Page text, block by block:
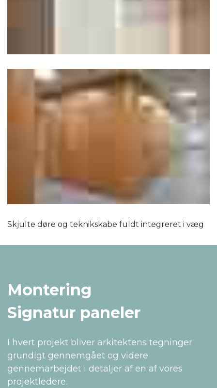
Skjulte døre og teknikskabe fuldt integreret i væg
Montering
Signatur paneler
I hvert projekt bliver arkitektens tegninger
grundigt gennemgået og videre
gennemarbejdet i detaljer af en af vores
projektledere.